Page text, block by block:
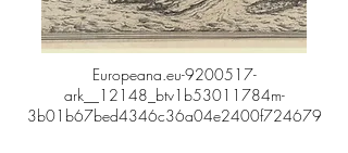
Europeana.eu-9200517-
ark__12148_btv1b53011784m-
3b01b67bed4346c36a04e2400f724679